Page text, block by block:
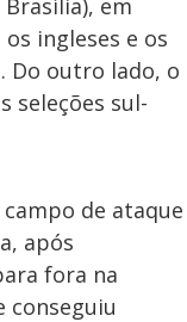
em
ingleses e os
Do outro lado, o
seleções sul-
de ataque
após
fora na
conseguiu